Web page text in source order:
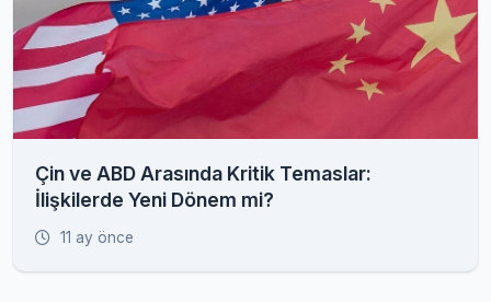
Çin ve ABD Arasında Kritik Temaslar:
İlişkilerde Yeni Dönem mi?
11 ay önce